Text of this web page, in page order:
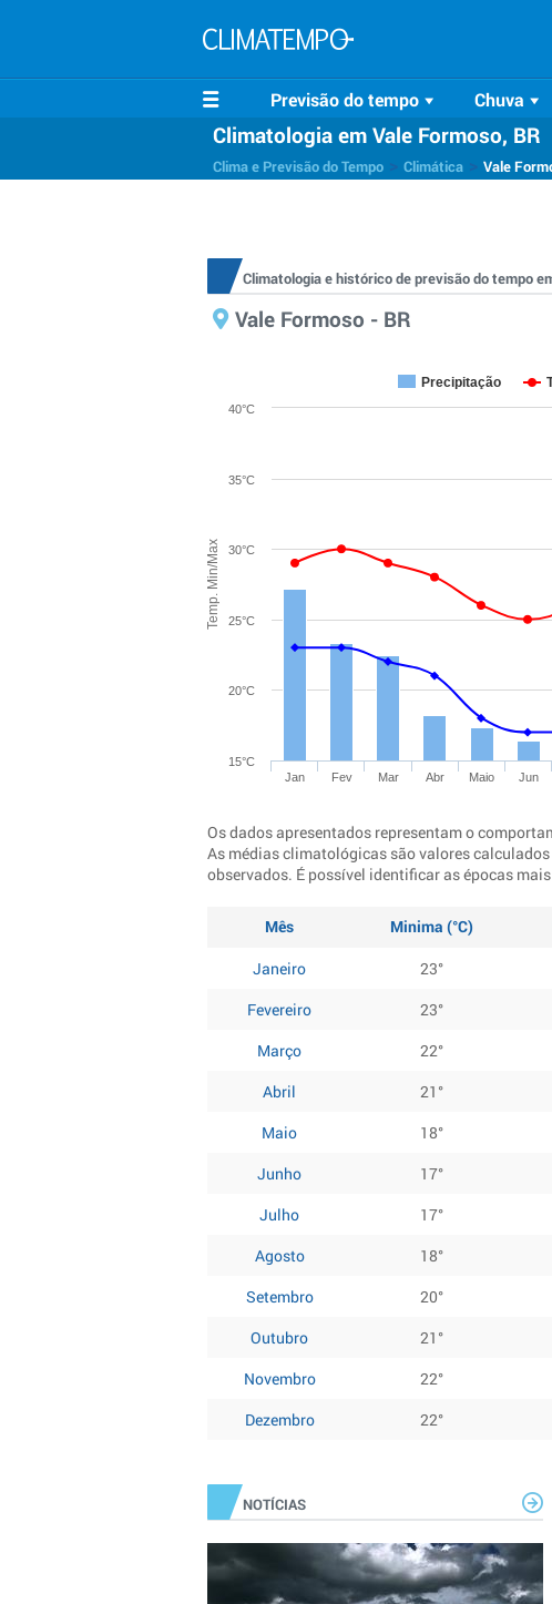
Previsão do tempo Chuva
Climatologia em Vale Formoso, BR
Clima e Previsão do Tempo Climática Vale
Climatologia e histórico de previsão do tempo
Vale Formoso - BR
Temp. Min/Max
Precipitação
Jan Fev Mar Abr Maio Jun
15°C
20°C
25°C
30°C
35°C
40°C
Os dados apresentados representam o
As médias climatológicas são valores
observados. É possível identificar as épocas
Mês Minima (°C)
Janeiro
23°
Fevereiro
23°
Março
22°
Abril
21°
Maio
18°
Junho
17°
Julho
17°
Agosto
18°
Setembro
20°
Outubro
21°
Novembro
22°
Dezembro
22°
NOTÍCIAS